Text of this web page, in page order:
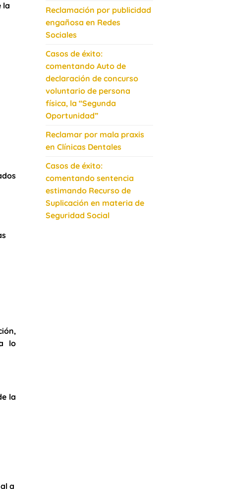
la
lo
la
a
Reclamación por publicidad
engañosa en Redes
Sociales
Casos de éxito:
comentando Auto de
declaración de concurso
voluntario de persona
física, la “Segunda
Oportunidad”
Reclamar por mala praxis
en Clínicas Dentales
Casos de éxito:
comentando sentencia
estimando Recurso de
Suplicación en materia de
Seguridad Social